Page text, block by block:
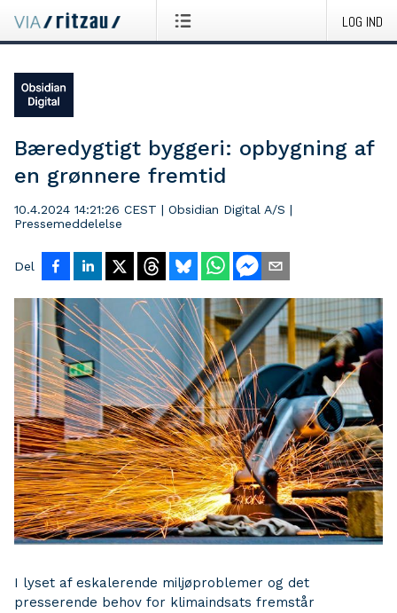
LOG IND
Bæredygtigt byggeri: opbygning af
en grønnere fremtid
10.4.2024 14:21:26 CEST | Obsidian Digital A/S |
Pressemeddelelse
Del
I lyset af eskalerende miljøproblemer og det
presserende behov for klimaindsats fremstår